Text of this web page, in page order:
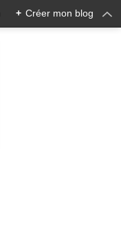
+ Créer mon blog